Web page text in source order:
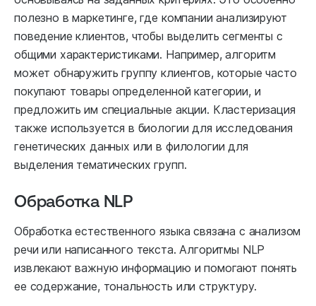
полезно в маркетинге, где компании анализируют
поведение клиентов, чтобы выделить сегменты с
общими характеристиками. Например, алгоритм
может обнаружить группу клиентов, которые часто
покупают товары определенной категории, и
предложить им специальные акции. Кластеризация
также используется в биологии для исследования
генетических данных или в филологии для
выделения тематических групп.
Обработка NLP
Обработка естественного языка связана с анализом
речи или написанного текста. Алгоритмы NLP
извлекают важную информацию и помогают понять
ее содержание, тональность или структуру.